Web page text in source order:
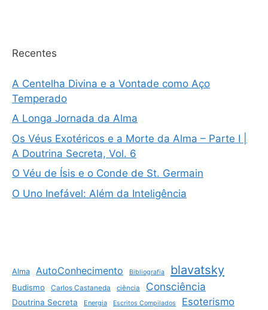
Recentes
A Centelha Divina e a Vontade como Aço
Temperado
A Longa Jornada da Alma
Os Véus Exotéricos e a Morte da Alma – Parte I |
A Doutrina Secreta, Vol. 6
O Véu de Ísis e o Conde de St. Germain
O Uno Inefável: Além da Inteligência
Alma AutoConhecimento Bibliografia blavatsky
Budismo Carlos Castaneda ciência Consciência
Doutrina Secreta Energia Escritos Compilados Esoterismo